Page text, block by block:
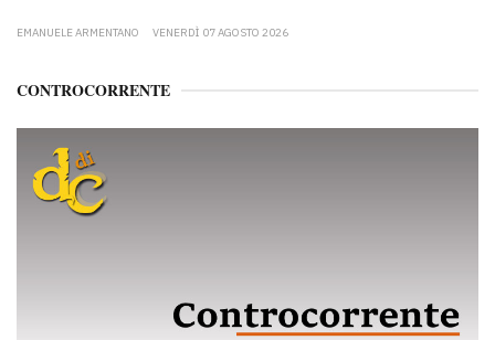
EMANUELE ARMENTANO VENERDÌ 07 AGOSTO 2026
CONTROCORRENTE